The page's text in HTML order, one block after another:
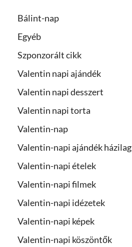
Bálint-nap
Egyéb
Szponzorált cikk
Valentin napi ajándék
Valentin napi desszert
Valentin napi torta
Valentin-nap
Valentin-napi ajándék házilag
Valentin-napi ételek
Valentin-napi filmek
Valentin-napi idézetek
Valentin-napi képek
Valentin-napi köszöntők